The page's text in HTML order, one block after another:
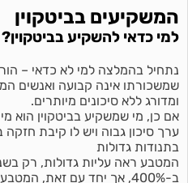
המשקיעים בביטקוין
למי כדאי להשקיע בביטקוין?
נתחיל בהמלצה למי לא כדאי –
שמשכורתו אינה קבועה ואנשים
ומדורג ללא סיכונים מיותרים.
אם כן, מי שמשקיע בביטקוין
ערך סיכון גבוה ויש לו קיבת חזקה
בתנודות גדולות
המטבע ראה עליות גדולות, רק
ב-400%, אך יחד עם זאת,